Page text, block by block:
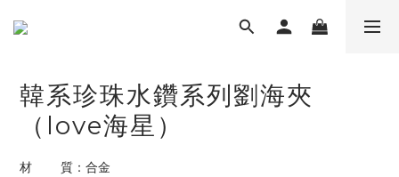
韓系珍珠水鑽系列劉海夾
（love海星）
材        質：合金